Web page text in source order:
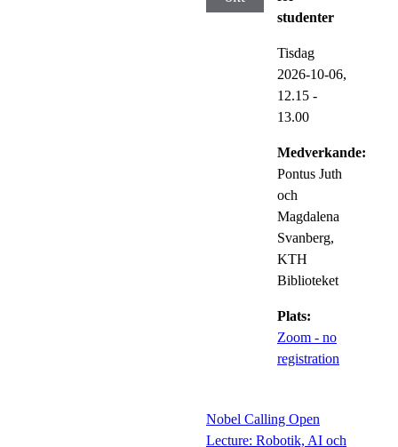
studenter
Tisdag
2026-10-06,
12.15 -
13.00
Medverkande:
Pontus Juth
och
Magdalena
Svanberg,
KTH
Biblioteket
Plats:
Zoom - no
registration
Nobel Calling Open
Lecture: Robotik, AI och